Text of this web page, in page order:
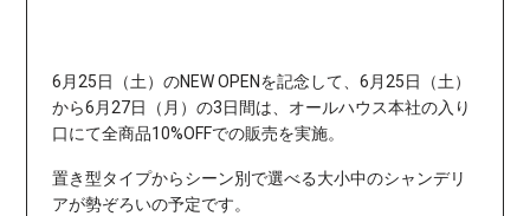
6月25日（土）のNEW OPENを記念して、6月25日（土）
から6月27日（月）の3日間は、オールハウス本社の入り
口にて全商品10%OFFでの販売を実施。
置き型タイプからシーン別で選べる大小中のシャンデリ
アが勢ぞろいの予定です。